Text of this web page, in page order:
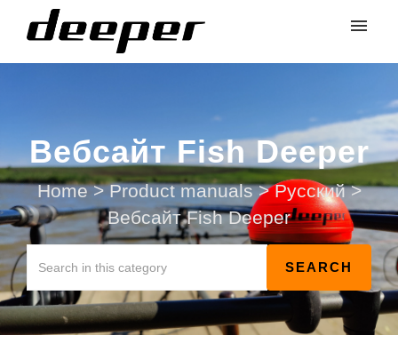
Вебсайт Fish Deeper
Home > Product manuals > Русский >
Вебсайт Fish Deeper